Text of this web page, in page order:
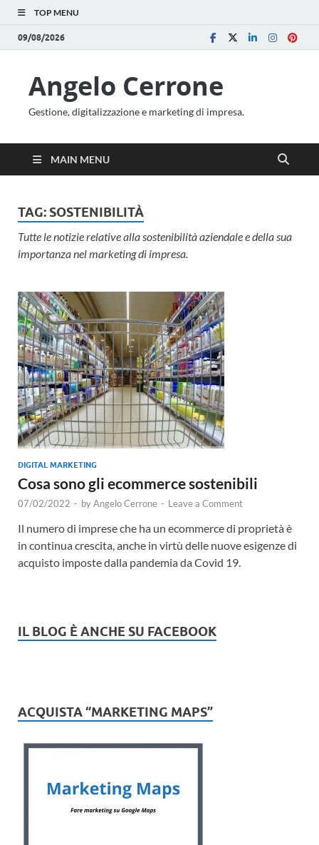
TOP MENU
09/08/2026
Angelo Cerrone
Gestione, digitalizzazione e marketing di impresa.
MAIN MENU
TAG: SOSTENIBILITÀ
Tutte le notizie relative alla sostenibilità aziendale e della sua
importanza nel marketing di impresa.
DIGITAL MARKETING
Cosa sono gli ecommerce sostenibili
07/02/2022 - byAngelo Cerrone - Leave a Comment
Il numero di imprese che ha un ecommerce di proprietà è
in continua crescita, anche in virtù delle nuove esigenze di
acquisto imposte dalla pandemia da Covid 19.
IL BLOG È ANCHE SU FACEBOOK
ACQUISTA “MARKETING MAPS”